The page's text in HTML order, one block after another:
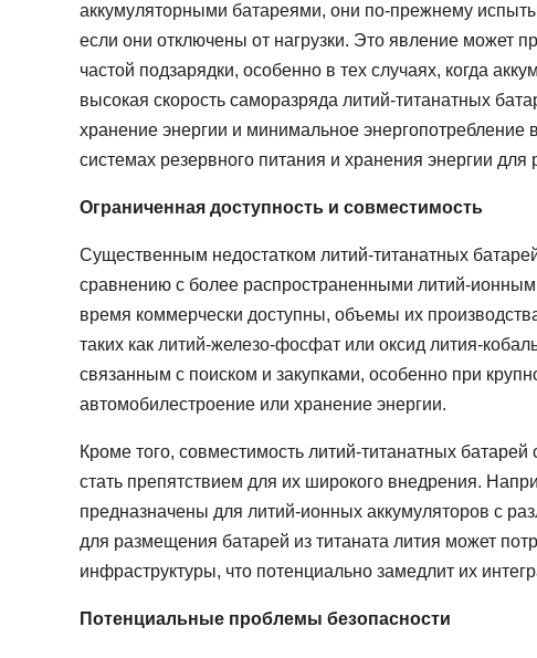
аккумуляторными батареями, они по-прежнему
если они отключены от нагрузки. Это явление может
частой подзарядки, особенно в тех случаях, когда
высокая скорость саморазряда литий-титанатных
хранение энергии и минимальное
системах резервного питания и хранения энергии
Ограниченная доступность и совместимость
Существенным недостатком литий-титанатных
сравнению с более распространенными литий-
время коммерчески доступны, объемы их
таких как литий-железо-фосфат или оксид лития-
связанным с поиском и закупками, особенно при
автомобилестроение или хранение энергии.
Кроме того, совместимость литий-титанатных
стать препятствием для их широкого внедрения.
предназначены для литий-ионных аккумуляторов с
для размещения батарей из титаната лития может
инфраструктуры, что потенциально замедлит их
Потенциальные проблемы безопасности